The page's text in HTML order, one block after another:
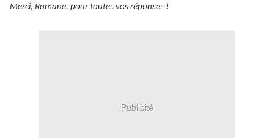
Merci, Romane, pour toutes vos réponses !
Publicité